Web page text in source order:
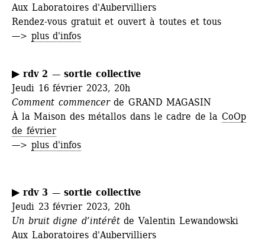
Aux Laboratoires d'Aubervilliers
Rendez-vous gratuit et ouvert à toutes et tous
—> plus d'infos
▶ rdv 2 — sortie collective
Jeudi 16 février 2023, 20h
Comment commencerde GRAND MAGASIN
À la Maison des métallos dans le cadre de la CoOp
de février
—> plus d'infos
▶ rdv 3 — sortie collective
Jeudi 23 février 2023, 20h
Un bruit digne d’intérêtde Valentin Lewandowski
Aux Laboratoires d'Aubervilliers